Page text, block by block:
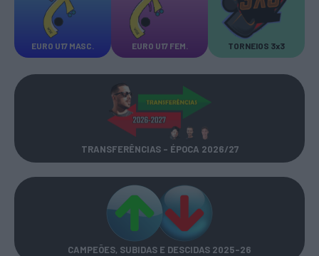
EURO U17 MASC. EURO U17 FEM. TORNEIOS 3x3
TRANSFERÊNCIAS - ÉPOCA 2026/27
CAMPEÕES, SUBIDAS E DESCIDAS 2025-26